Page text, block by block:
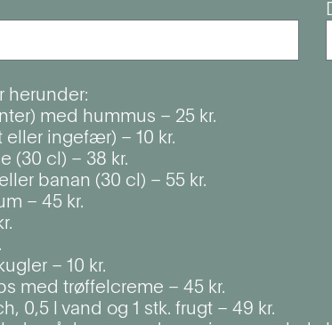
herunder:
med hummus – 25 kr.
eller ingefær) – 10 kr.
(30 cl) – 38 kr.
banan (30 cl) – 55 kr.
– 45 kr.
– 10 kr.
med trøffelcreme – 45 kr.
0,5 l vand og 1 stk. frugt – 49 kr.